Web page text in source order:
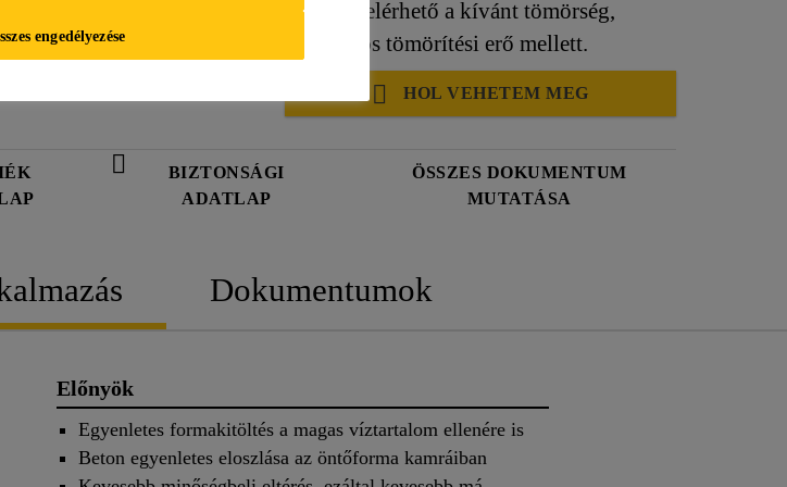
ezáltal rövidebb időn belül elérhető a kívánt tömörség,
teszi a porozitás csökkentését azonos tömörítési erő mellett.
HOL VEHETEM MEG
BIZTONSÁGI
ADATLAP
ÖSSZES DOKUMENTUM
MUTATÁSA
Dokumentumok
Előnyök
Egyenletes formakitöltés a magas víztartalom ellenére is
Beton egyenletes eloszlása az öntőforma kamráiban
engedélyezése